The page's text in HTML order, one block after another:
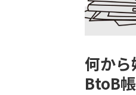
何から
BtoB